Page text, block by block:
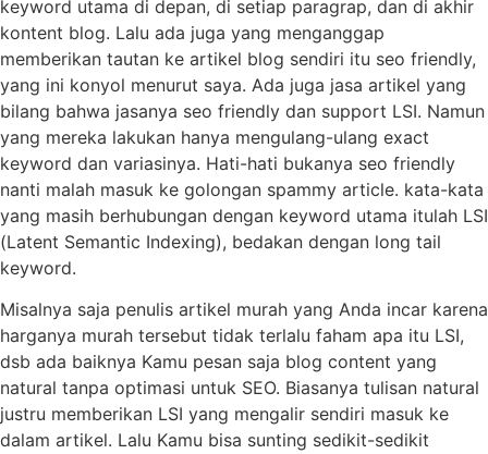
keyword utama di depan, di setiap paragrap, dan di akhir
kontent blog. Lalu ada juga yang menganggap
memberikan tautan ke artikel blog sendiri itu seo friendly,
yang ini konyol menurut saya. Ada juga jasa artikel yang
bilang bahwa jasanya seo friendly dan support LSI. Namun
yang mereka lakukan hanya mengulang-ulang exact
keyword dan variasinya. Hati-hati bukanya seo friendly
nanti malah masuk ke golongan spammy article. kata-kata
yang masih berhubungan dengan keyword utama itulah LSI
(Latent Semantic Indexing), bedakan dengan long tail
keyword.
Misalnya saja penulis artikel murah yang Anda incar karena
harganya murah tersebut tidak terlalu faham apa itu LSI,
dsb ada baiknya Kamu pesan saja blog content yang
natural tanpa optimasi untuk SEO. Biasanya tulisan natural
justru memberikan LSI yang mengalir sendiri masuk ke
dalam artikel. Lalu Kamu bisa sunting sedikit-sedikit